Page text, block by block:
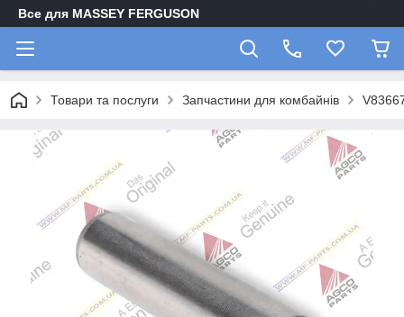
Все для MASSEY FERGUSON
Товари та послуги Запчастини для комбайнів